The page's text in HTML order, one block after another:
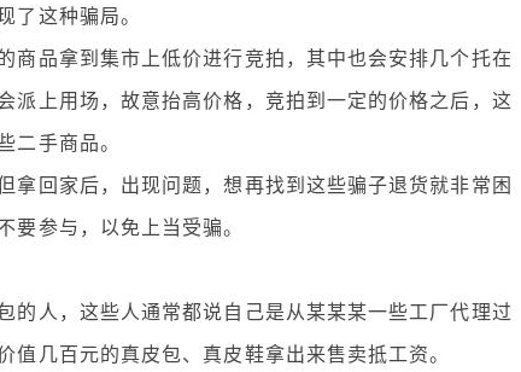
了这种骗局。
品拿到集市上低价进行竞拍，其中也会安排几个托在
派上用场，故意抬高价格，竞拍到一定的价格之后，这
二手商品。
回家后，出现问题，想再找到这些骗子退货就非常困
要参与，以免上当受骗。
人，这些人通常都说自己是从某某某一些工厂代理过
几百元的真皮包、真皮鞋拿出来售卖抵工资。